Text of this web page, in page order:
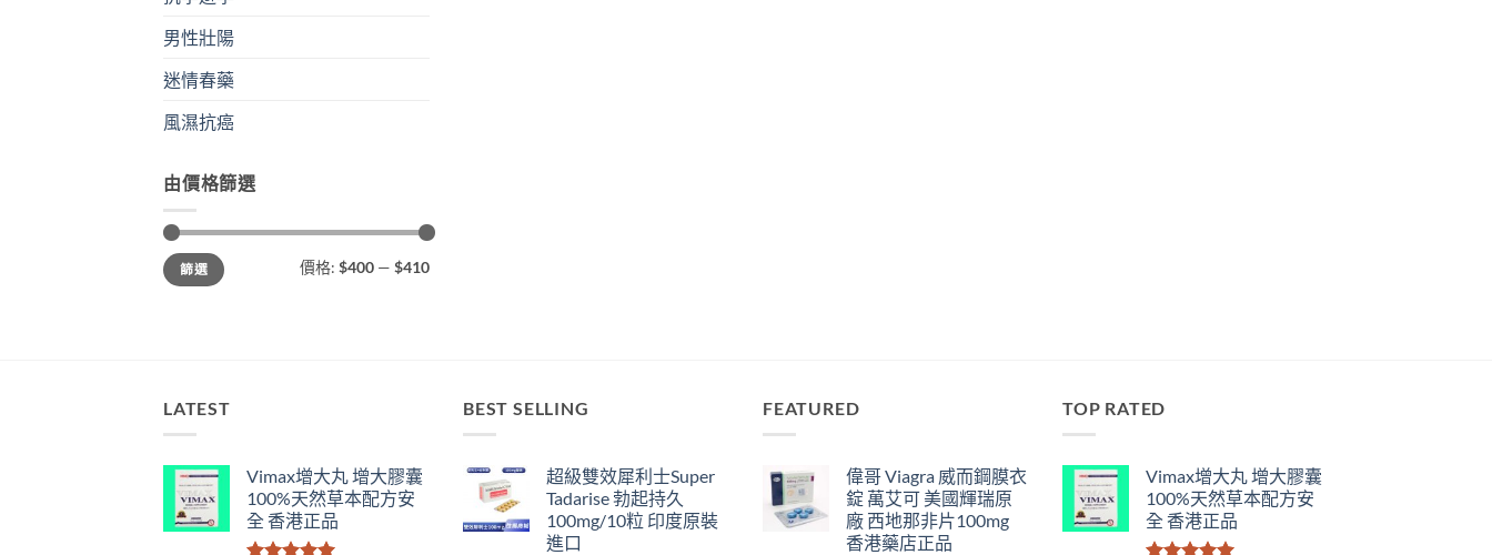
男性壯陽
迷情春藥
風濕抗癌
由價格篩選
最
低
價
最
高
價
篩選 價格: $400 — $410
LATEST
Vimax增大丸 增大膠囊
100%天然草本配方安
全 香港正品
BEST SELLING
超級雙效犀利士Super
Tadarise 勃起持久
100mg/10粒 印度原裝
進口
FEATURED
偉哥 Viagra 威而鋼膜衣
錠 萬艾可 美國輝瑞原
廠 西地那非片100mg
香港藥店正品
TOP RATED
Vimax增大丸 增大膠囊
100%天然草本配方安
全 香港正品